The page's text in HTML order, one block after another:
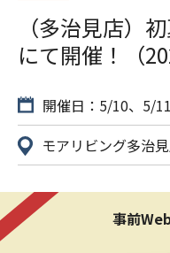
（多治見店）
にて開催！（
開催日：5/10、5/11
モアリビング多治
事前